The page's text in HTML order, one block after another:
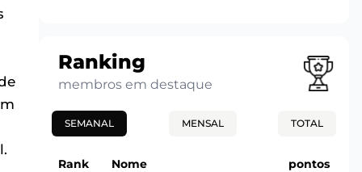
Ranking
membros em destaque
SEMANAL MENSAL TOTAL
Rank Nome pontos